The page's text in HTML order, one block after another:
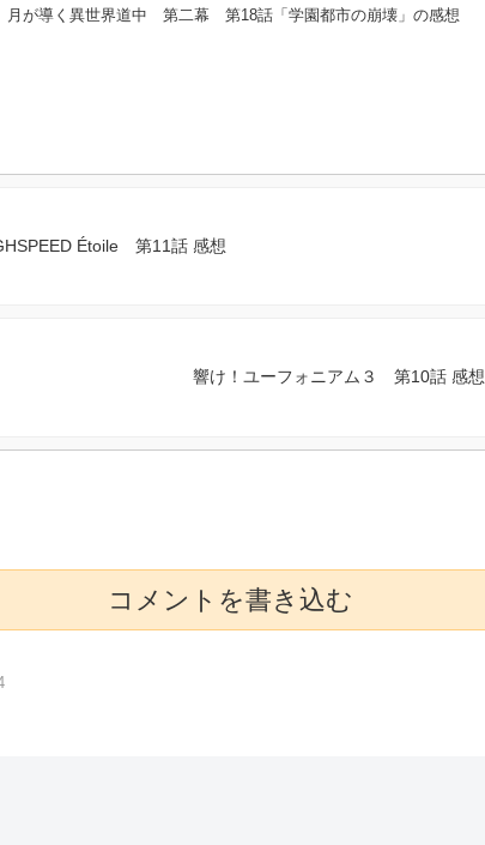
月が導く異世界道中 第二幕 第18話「学園都市の崩壊」の感想
Étoile 第11話 感想
響け！ユーフォニアム３ 第10話 感想
コメントを書き込む